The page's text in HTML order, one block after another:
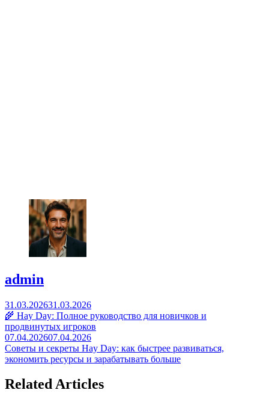
admin
Post
navigation
31.03.202631.03.2026
🌾 Hay Day: Полное руководство для новичков и
продвинутых игроков
07.04.202607.04.2026
Советы и секреты Hay Day: как быстрее развиваться,
экономить ресурсы и зарабатывать больше
Related Articles